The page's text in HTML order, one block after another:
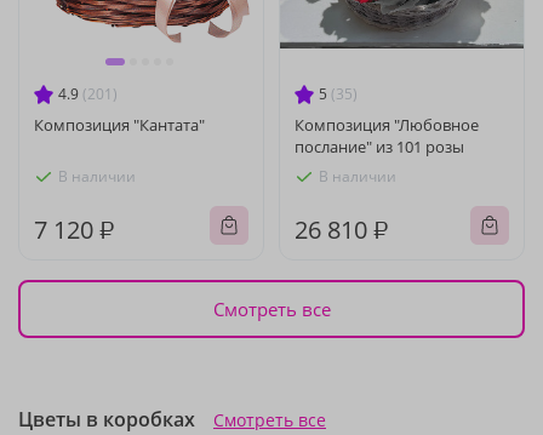
4.9 (201)
Композиция "Кантата"
В наличии
7 120 ₽
5 (35)
Композиция "Любовное
послание" из 101 розы
В наличии
26 810 ₽
Смотреть все
Цветы в коробках Смотреть все